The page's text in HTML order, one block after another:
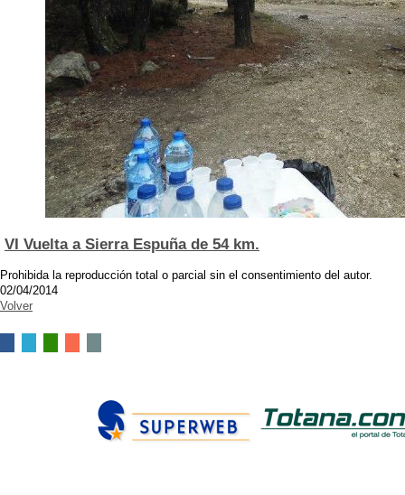
VI Vuelta a Sierra Espuña de 54 km.
Prohibida la reproducción total o parcial sin el consentimiento del autor.
02/04/2014
Volver